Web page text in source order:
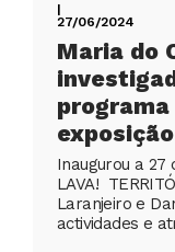
|
27/06/2024
Maria do
Inaugurou a 27
LAVA!
Laranjeiro e
actividades e